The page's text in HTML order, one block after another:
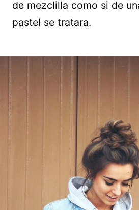
de mezclilla como si de
pastel se tratara.